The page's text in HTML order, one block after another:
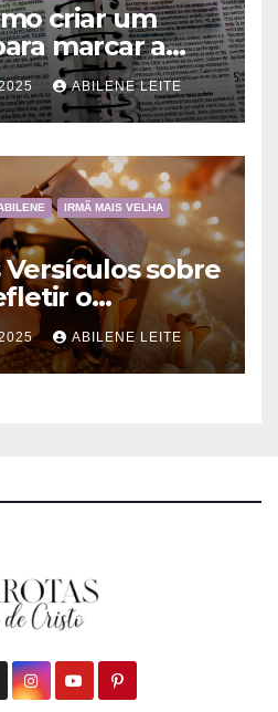
criar um
marcar a
ABILENE LEITE
IRMÃ MAIS VELHA
sobre
o
Jesus
2025 ABILENE LEITE